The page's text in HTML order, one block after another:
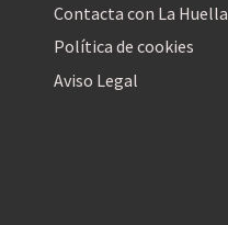
Contacta con La Huella
Política de cookies
Aviso Legal